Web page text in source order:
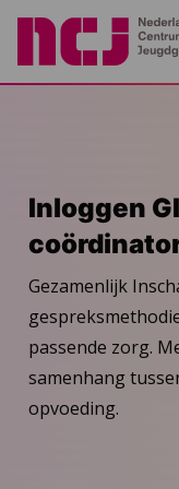
Inloggen
Gezamenlijk
passende zorg.
samenhang
opvoeding.